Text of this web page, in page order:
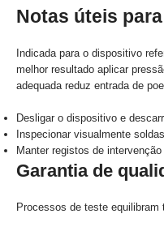
Notas úteis
Indicada para o dispositivo
melhor resultado aplicar
adequada reduz entrada de
Desligar o dispositivo e
Inspecionar visualmente
Manter registos de intervenção
Garantia de
Processos de teste equilibram